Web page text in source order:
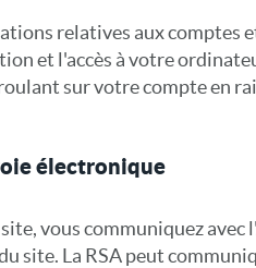
relatives aux comptes
et l'accès à votre
sur votre compte en
électronique
vous communiquez
site. La RSA peut